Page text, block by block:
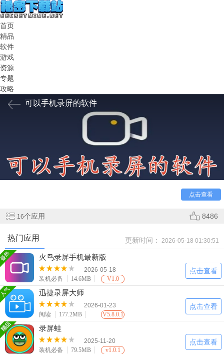
首页
精品
软件
游戏
资源
专题
攻略
可以手机录屏的软件
点击查看
16个应用 8486
热门应用 更新时间： 2026-05-18 01:30:51
火鸟录屏手机最新版
2026-05-18
装机必备
14.6MB V1.0
点击查看
迅捷录屏大师
2026-01-23
阅读
177.2MB V5.8.0.1
点击查看
录屏蛙
2025-11-20
装机必备
79.5MB v1.0.1
点击查看